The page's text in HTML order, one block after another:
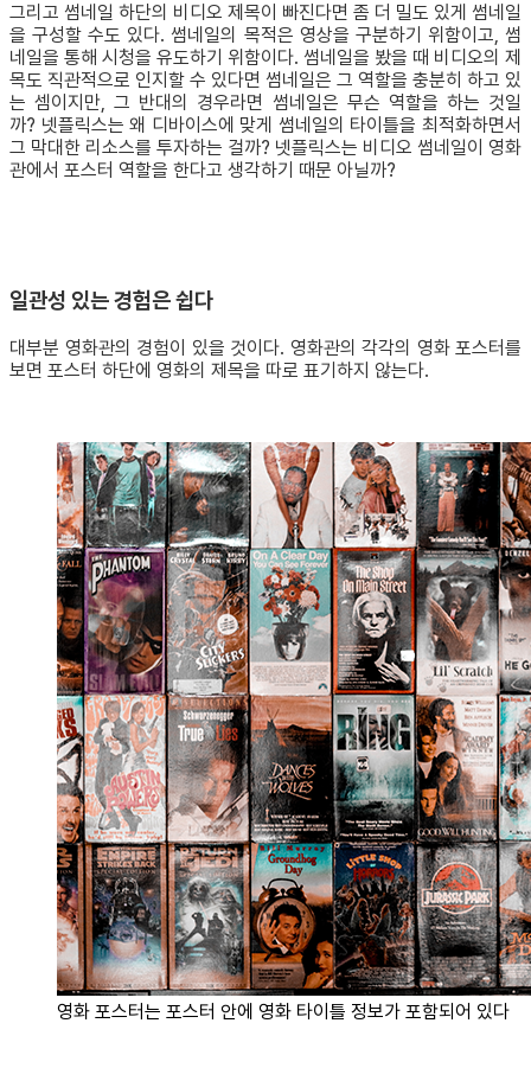
그리고 썸네일 하단의 비디오 제목이 빠진다면 좀 더 밀도 있게 썸네일
을 구성할 수도 있다. 썸네일의 목적은 영상을 구분하기 위함이고, 썸
네일을 통해 시청을 유도하기 위함이다. 썸네일을 봤을 때 비디오의 제
목도 직관적으로 인지할 수 있다면 썸네일은 그 역할을 충분히 하고 있
는 셈이지만, 그 반대의 경우라면 썸네일은 무슨 역할을 하는 것일
까? 넷플릭스는 왜 디바이스에 맞게 썸네일의 타이틀을 최적화하면서
그 막대한 리소스를 투자하는 걸까? 넷플릭스는 비디오 썸네일이 영화
관에서 포스터 역할을 한다고 생각하기 때문 아닐까?
일관성 있는 경험은 쉽다
대부분 영화관의 경험이 있을 것이다. 영화관의 각각의 영화 포스터를
보면 포스터 하단에 영화의 제목을 따로 표기하지 않는다.
영화 포스터는 포스터 안에 영화 타이틀 정보가 포함되어 있다